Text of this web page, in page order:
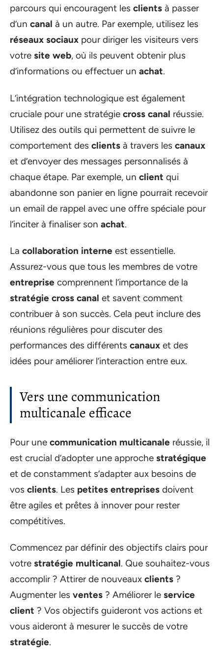
parcours qui encouragent les clients à passer
d’un canal à un autre. Par exemple, utilisez les
réseaux sociaux pour diriger les visiteurs vers
votre site web, où ils peuvent obtenir plus
d’informations ou effectuer un achat.
L’intégration technologique est également
cruciale pour une stratégie cross canal réussie.
Utilisez des outils qui permettent de suivre le
comportement des clients à travers les canaux
et d’envoyer des messages personnalisés à
chaque étape. Par exemple, un client qui
abandonne son panier en ligne pourrait recevoir
un email de rappel avec une offre spéciale pour
l’inciter à finaliser son achat.
La collaboration interne est essentielle.
Assurez-vous que tous les membres de votre
entreprise comprennent l’importance de la
stratégie cross canal et savent comment
contribuer à son succès. Cela peut inclure des
réunions régulières pour discuter des
performances des différents canaux et des
idées pour améliorer l’interaction entre eux.
Vers une communication
multicanale efficace
Pour une communication multicanale réussie, il
est crucial d’adopter une approche stratégique
et de constamment s’adapter aux besoins de
vos clients. Les petites entreprises doivent
être agiles et prêtes à innover pour rester
compétitives.
Commencez par définir des objectifs clairs pour
votre stratégie multicanal. Que souhaitez-vous
accomplir ? Attirer de nouveaux clients ?
Augmenter les ventes ? Améliorer le service
client ? Vos objectifs guideront vos actions et
vous aideront à mesurer le succès de votre
stratégie.